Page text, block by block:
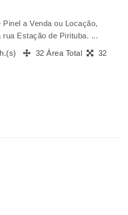
a Venda ou Locação,
Estação de Pirituba. ...
32 Área Total
32